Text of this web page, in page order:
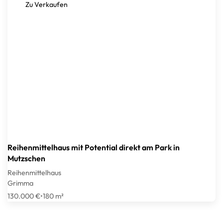
Zu Verkaufen
Reihenmittelhaus mit Potential direkt am Park in
Mutzschen
Reihenmittelhaus
Grimma
130.000 €•180 m²